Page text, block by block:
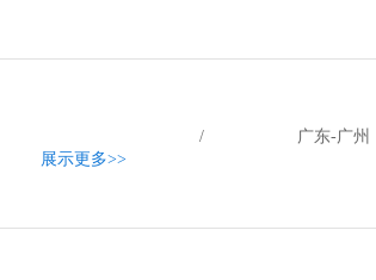
展示更多>>
/ 广东-广州